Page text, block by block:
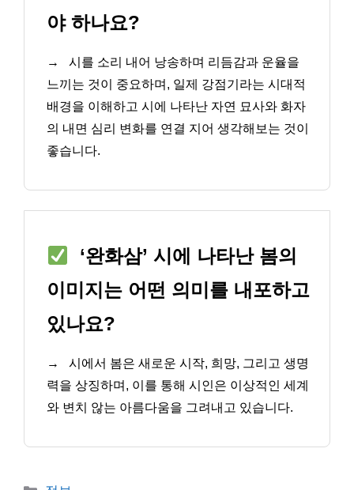
야 하나요?
→
시를 소리 내어 낭송하며 리듬감과 운율을
느끼는 것이 중요하며, 일제 강점기라는 시대적
배경을 이해하고 시에 나타난 자연 묘사와 화자
의 내면 심리 변화를 연결 지어 생각해보는 것이
좋습니다.
‘완화삼’ 시에 나타난 봄의
이미지는 어떤 의미를 내포하고
있나요?
→
시에서 봄은 새로운 시작, 희망, 그리고 생명
력을 상징하며, 이를 통해 시인은 이상적인 세계
와 변치 않는 아름다움을 그려내고 있습니다.